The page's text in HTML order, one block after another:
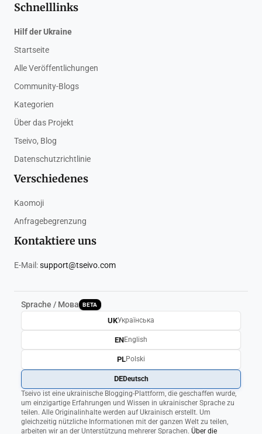
Schnelllinks
Hilf der Ukraine
Startseite
Alle Veröffentlichungen
Community-Blogs
Kategorien
Über das Projekt
Tseivo, Blog
Datenschutzrichtlinie
Verschiedenes
Kaomoji
Anfragebegrenzung
Kontaktiere uns
E-Mail:support@tseivo.com
Sprache / Мова BETA
Tseivo ist eine ukrainische Blogging-Plattform, die geschaffen wurde,
um einzigartige Erfahrungen und Wissen in ukrainischer Sprache zu
teilen. Alle Originalinhalte werden auf Ukrainisch erstellt. Um
gleichzeitig nützliche Informationen mit der ganzen Welt zu teilen,
arbeiten wir an der Unterstützung mehrerer Sprachen. Über die
UKУкраїнська
ENEnglish
PLPolski
DEDeutsch